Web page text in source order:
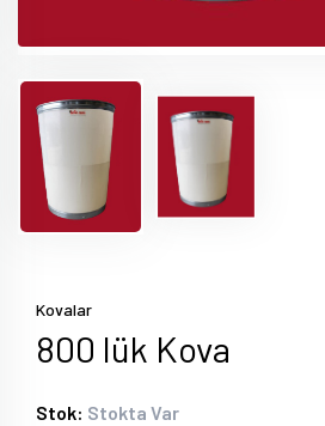
Kovalar
800 lük Kova
Stok: Stokta Var